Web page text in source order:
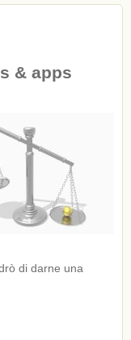
& apps
di darne una